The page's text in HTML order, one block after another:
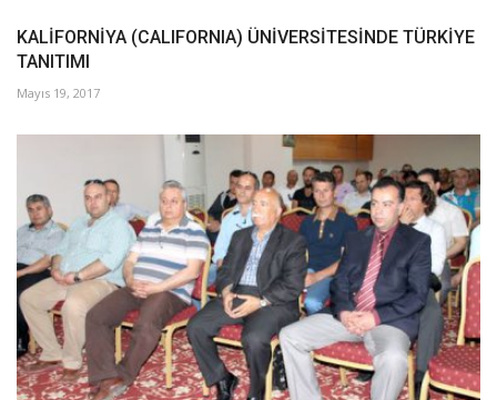
KALİFORNİYA (CALIFORNIA) ÜNİVERSİTESİNDE TÜRKİYE
TANITIMI
Mayıs 19, 2017